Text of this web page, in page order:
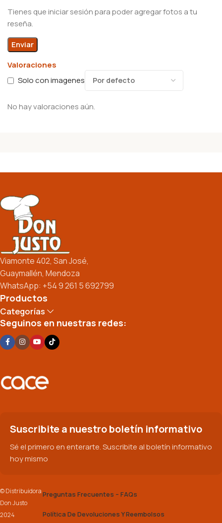
Valoraciones
Solo con imagenes
No hay valoraciones aún.
Tienes que iniciar sesión para poder agregar fotos a tu
reseña.
Viamonte 402, San José,
Guaymallén, Mendoza
WhatsApp: +54 9 261 5 692799
Productos
Categorías
Seguinos en nuestras redes:
Suscribite a nuestro boletín informativo
Sé el primero en enterarte. Suscribite al boletín informativo
hoy mismo
© Distribuidora
Don Justo
2024
Preguntas Frecuentes – FAQs
Política De Devoluciones Y Reembolsos